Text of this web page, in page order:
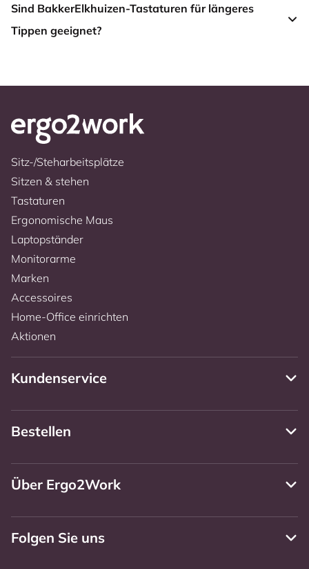
Sind BakkerElkhuizen-Tastaturen für längeres
Tippen geeignet?
Sitz-/Steharbeitsplätze
Sitzen & stehen
Tastaturen
Ergonomische Maus
Laptopständer
Monitorarme
Marken
Accessoires
Home-Office einrichten
Aktionen
Kundenservice
Bestellen
Über Ergo2Work
Folgen Sie uns